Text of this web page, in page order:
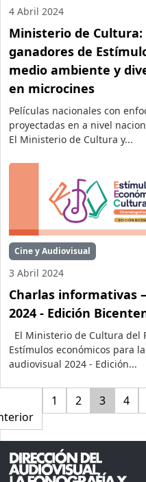
4 Abril 2024
Ministerio de
ganadores de
medio ambiente y
en microcines
Películas nacionales con
proyectadas en a nivel
El Ministerio de Cultura y...
Cine y Audiovisual
3 Abril 2024
Charlas informativas
2024 - Edición
El Ministerio de Cultura del
Estímulos económicos para
audiovisual 2024 - Edición...
anteriorPágina
1 Página
2 Página
3 4